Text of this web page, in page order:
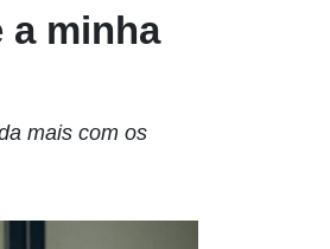
a minha
mais com os